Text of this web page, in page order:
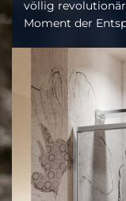
völlig
Moment der